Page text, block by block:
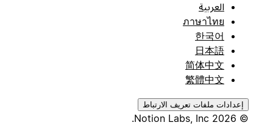
العربية
ภาษาไทย
한국어
日本語
简体中文
繁體中文
إعدادات ملفات تعريف الارتباط